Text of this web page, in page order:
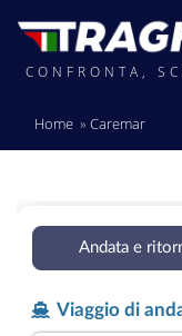
CONFRONTA,
Home Caremar